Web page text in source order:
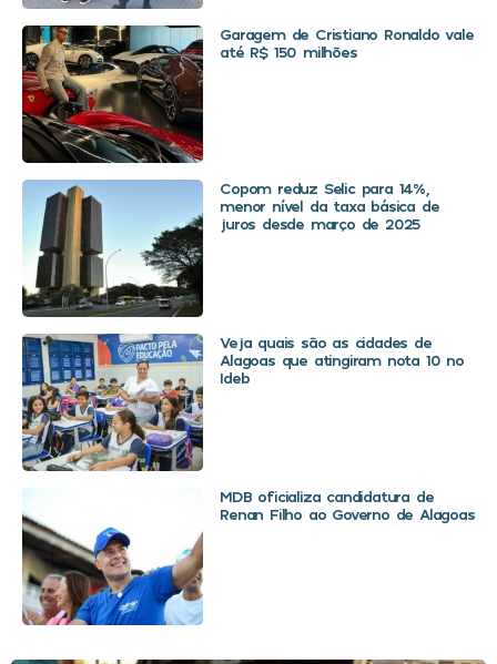
Garagem de Cristiano Ronaldo vale
até R$ 150 milhões
Copom reduz Selic para 14%,
menor nível da taxa básica de
juros desde março de 2025
Veja quais são as cidades de
Alagoas que atingiram nota 10 no
Ideb
MDB oficializa candidatura de
Renan Filho ao Governo de Alagoas